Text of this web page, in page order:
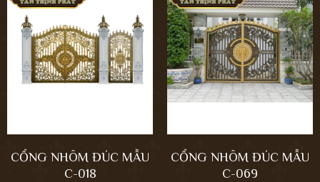
CỔNG NHÔM ĐÚC MẪU
C-018
CỔNG NHÔM ĐÚC MẪU
C-069